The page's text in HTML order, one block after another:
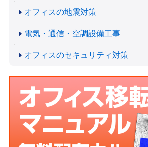
オフィスの地震対策
電気・通信・空調設備工事
オフィスのセキュリティ対策